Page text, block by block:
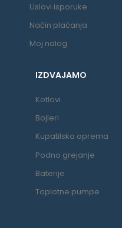
Uslovi isporuke
Način plaćanja
Moj nalog
IZDVAJAMO
Kotlovi
Bojleri
Kupatilska oprema
Podno grejanje
Baterije
Toplotne pumpe